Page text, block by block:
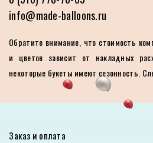
info@made-balloons.ru
Обратите внимание, что стоимость
и цветов зависит от накладных
некоторые букеты имеют сезонность.
Заказ и оплата